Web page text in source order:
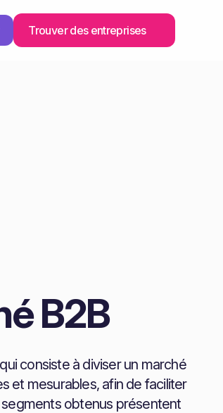
Trouver des entreprises
B2B
consiste à diviser un marché
et mesurables, afin de faciliter
segments obtenus présentent